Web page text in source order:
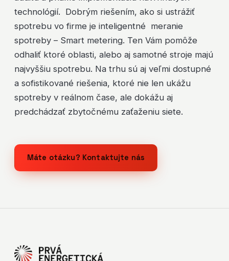
technológií. Dobrým riešením, ako si ustrážiť
spotrebu vo firme je inteligentné meranie
spotreby – Smart metering. Ten Vám pomôže
odhaliť ktoré oblasti, alebo aj samotné stroje majú
najvyššiu spotrebu. Na trhu sú aj veľmi dostupné
a sofistikované riešenia, ktoré nie len ukážu
spotreby v reálnom čase, ale dokážu aj
predchádzať zbytočnému zaťaženiu siete.
Máte otázku? Kontaktujte nás